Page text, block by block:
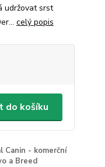
udržovat srst
celý popis
do košíku
Canin - komerční
a Breed